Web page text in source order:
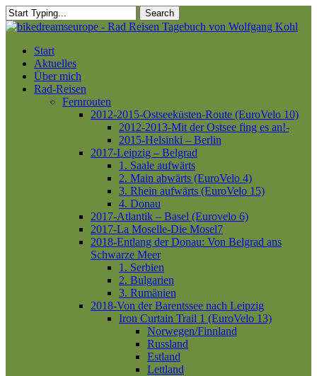
Skip
to
content
Search
Close
Menu
Start
Aktuelles
Über mich
Rad-Reisen
Fernrouten
2012-2015-Ostseeküsten-Route (EuroVelo 10)
2012-2013-Mit der Ostsee fing es an!-
2015-Helsinki – Berlin
2017-Leipzig – Belgrad
1. Saale aufwärts
2. Main abwärts (EuroVelo 4)
3. Rhein aufwärts (EuroVelo 15)
4. Donau
2017-Atlantik – Basel (Eurovelo 6)
2017-La Moselle-Die Mosel7
2018-Entlang der Donau: Von Belgrad ans
Schwarze Meer
1. Serbien
2. Bulgarien
3. Rumänien
2018-Von der Barentssee nach Leipzig
Iron Curtain Trail 1 (EuroVelo 13)
Norwegen/Finnland
Russland
Estland
Lettland